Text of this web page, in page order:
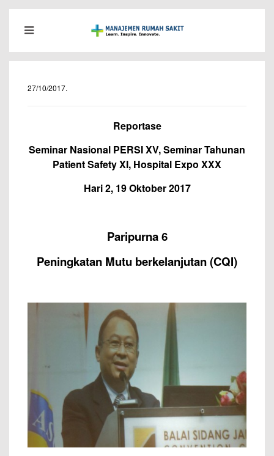
27/10/2017.
Reportase
Seminar Nasional PERSI XV, Seminar Tahunan
Patient Safety XI, Hospital Expo XXX
Hari 2, 19 Oktober 2017
Paripurna 6
Peningkatan Mutu berkelanjutan (CQI)